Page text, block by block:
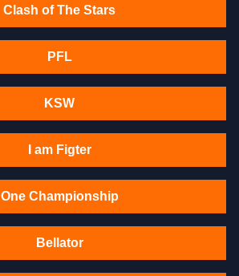
Clash of The Stars
PFL
KSW
I am Figter
One Championship
Bellator